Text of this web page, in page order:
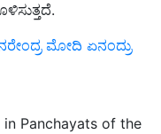
ಮೋದಿ ಏನಂದ್ರು
Panchayats of the